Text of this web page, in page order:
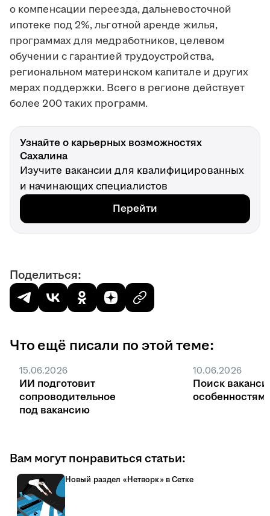
о компенсации переезда, дальневосточной
ипотеке под 2%, льготной аренде жилья,
программах для медработников, целевом
обучении с гарантией трудоустройства,
региональном материнском капитале и других
мерах поддержки. Всего в регионе действует
более 200 таких программ.
Узнайте о карьерных возможностях
Сахалина
Изучите вакансии для квалифицированных
и начинающих специалистов
Перейти
Поделиться:
Что ещё писали по этой теме:
15.06.2026
ИИ подготовит
сопроводительное
под вакансию
10.06.2026
Поиск
Вам могут понравиться статьи:
Новый раздел «Нетворк» в Сетке